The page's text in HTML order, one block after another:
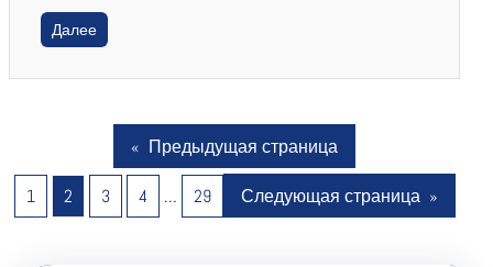
Далее
« Предыдущая страница
1 2 3 4 … 29 Следующая страница »